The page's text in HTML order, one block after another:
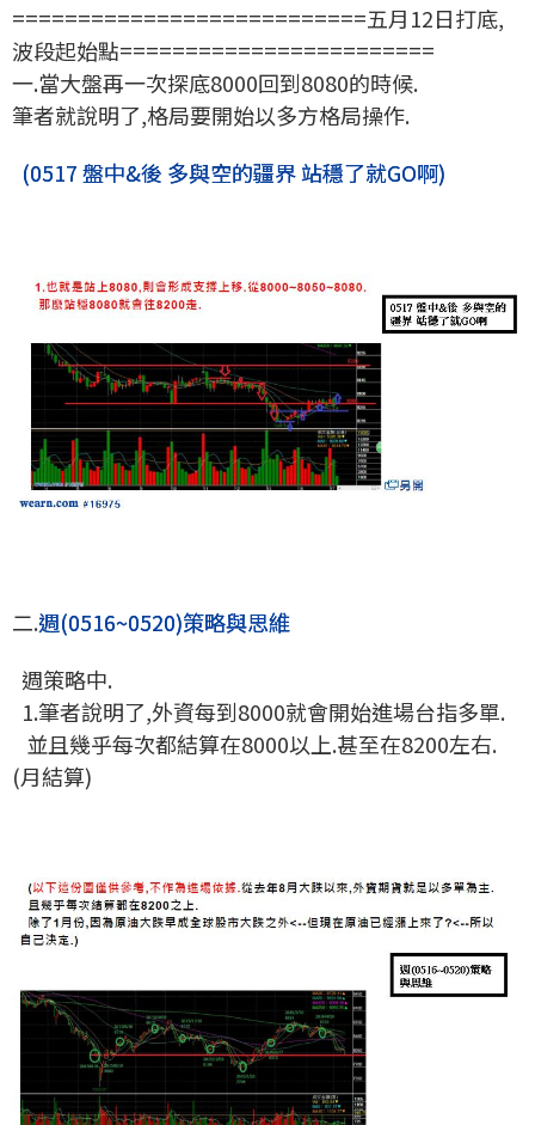
===========================五月12日打底,
波段起始點========================
一.當大盤再一次探底8000回到8080的時候.
筆者就說明了,格局要開始以多方格局操作.
(0517 盤中&後 多與空的疆界 站穩了就GO啊)
二.週(0516~0520)策略與思維
週策略中.
1.筆者說明了,外資每到8000就會開始進場台指多單.
並且幾乎每次都結算在8000以上.甚至在8200左右.
(月結算)